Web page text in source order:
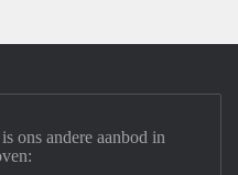
ons andere aanbod in